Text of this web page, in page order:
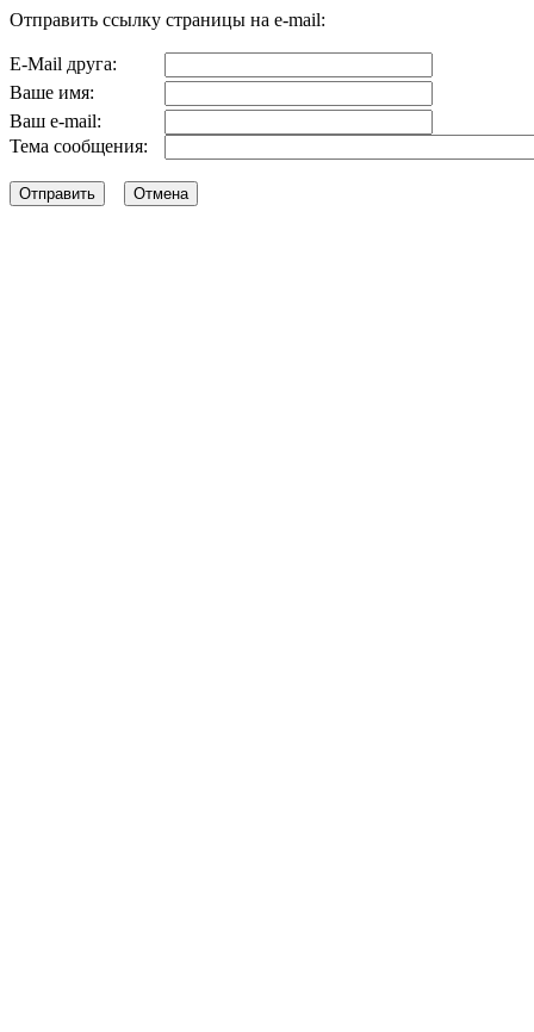
Отправить ссылку страницы на e-mail:
E-Mail друга:
Ваше имя:
Ваш e-mail:
Тема сообщения: